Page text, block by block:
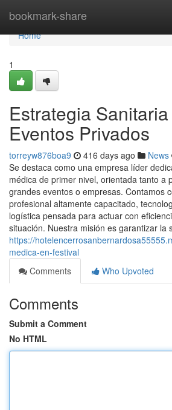
bookmark-share
Home
Home
1
Estrategia
Eventos Privados
torreyw876boa9 416 days ago News
Se destaca como una empresa líder
médica de primer nivel, orientada tanto a
grandes eventos o empresas. Contamos
profesional altamente capacitado,
logística pensada para actuar con
situación. Nuestra misión es garantizar la
https://
medica-en-festival
Comments
Who Upvoted
Comments
Submit a Comment
No HTML